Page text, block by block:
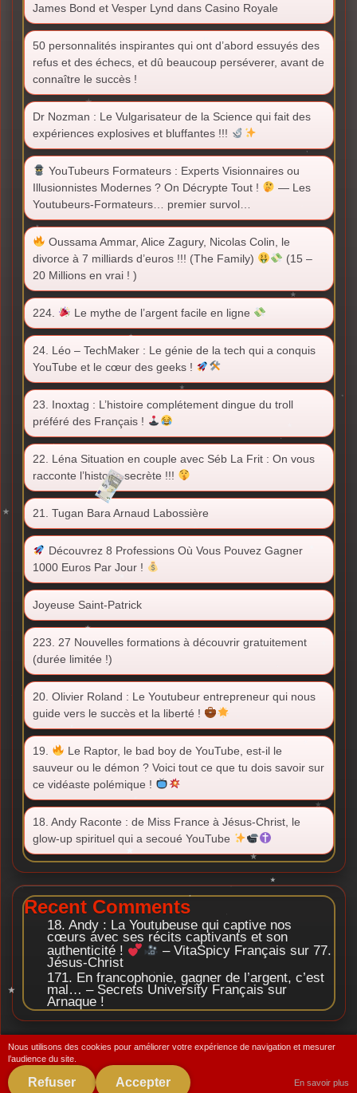
Nous utilisons des cookies pour améliorer votre expérience de navigation et mesurer
l’audience du site.
Refuser Accepter En savoir plus
James Bond et Vesper Lynd dans Casino Royale
50 personnalités inspirantes qui ont d’abord essuyés des
refus et des échecs, et dû beaucoup perséverer, avant de
connaître le succès !
Dr Nozman : Le Vulgarisateur de la Science qui fait des
expériences explosives et bluffantes !!!
YouTubeurs Formateurs : Experts Visionnaires ou
Illusionnistes Modernes ? On Décrypte Tout !
— Les
Youtubeurs-Formateurs… premier survol…
Oussama Ammar, Alice Zagury, Nicolas Colin, le
divorce à 7 milliards d’euros !!! (The Family)
(15 –
20 Millions en vrai ! )
224. Le mythe de l’argent facile en ligne
24. Léo – TechMaker : Le génie de la tech qui a conquis
YouTube et le cœur des geeks !
23. Inoxtag : L’histoire complétement dingue du troll
préféré des Français !
22. Léna Situation en couple avec Séb La Frit : On vous
racconte l’histoire secrète !!!
21. Tugan Bara Arnaud Labossière
Découvrez 8 Professions Où Vous Pouvez Gagner
1000 Euros Par Jour !
Joyeuse Saint-Patrick
223. 27 Nouvelles formations à découvrir gratuitement
(durée limitée !)
20. Olivier Roland : Le Youtubeur entrepreneur qui nous
guide vers le succès et la liberté !
19.
Le Raptor, le bad boy de YouTube, est-il le
sauveur ou le démon ? Voici tout ce que tu dois savoir sur
ce vidéaste polémique !
18. Andy Raconte : de Miss France à Jésus-Christ, le
glow-up spirituel qui a secoué YouTube
Recent Comments
18. Andy : La Youtubeuse qui captive nos
cœurs avec ses récits captivants et son
authenticité !
– VitaSpicy Français sur 77.
Jésus-Christ
171. En francophonie, gagner de l’argent, c’est
mal… – Secrets University Françaissur
Arnaque !
© 2026 Rich Famous Dream Francais.